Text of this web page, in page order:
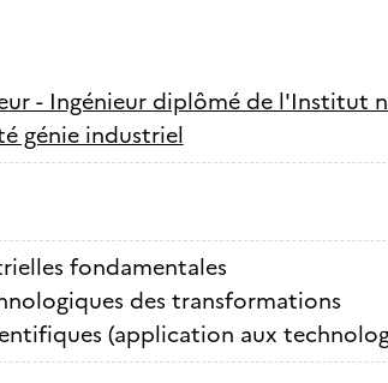
- Ingénieur diplômé de l'Institut
génie industriel
fondamentales
des transformations
(application aux